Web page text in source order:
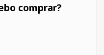
comprar?